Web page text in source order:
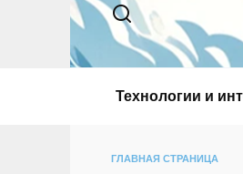
Технологии и
ГЛАВНАЯ СТРАНИЦА